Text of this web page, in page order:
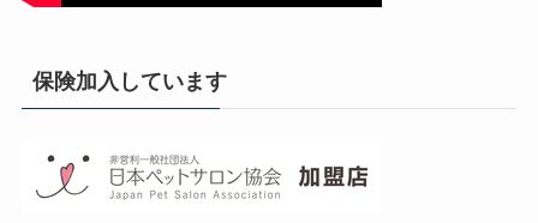
保険加入しています